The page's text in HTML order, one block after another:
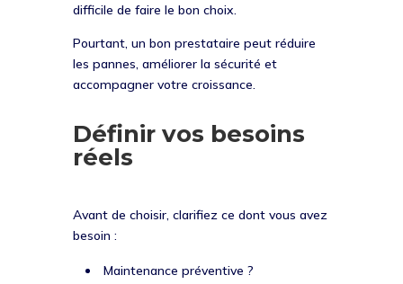
difficile de faire le bon choix.
Pourtant, un bon prestataire peut réduire
les pannes, améliorer la sécurité et
accompagner votre croissance.
Définir vos besoins
réels
Avant de choisir, clarifiez ce dont vous avez
besoin :
Maintenance préventive ?